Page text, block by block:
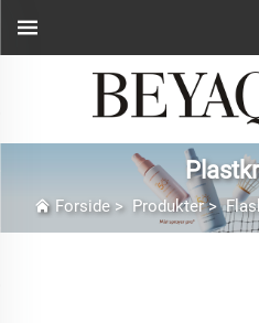
Forside> Produkter>